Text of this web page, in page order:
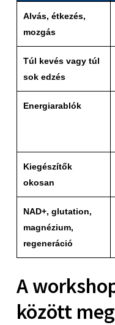
Alvás, étkezés,
mozgás
Túl kevés vagy túl
sok edzés
Energiarablók
Kiegészítők
okosan
NAD+, glutation,
magnézium,
regeneráció
A
között